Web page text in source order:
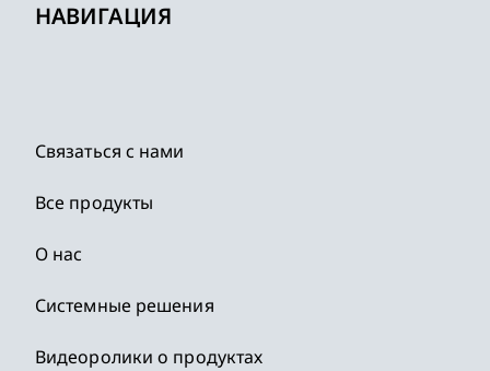
НАВИГАЦИЯ
Связаться с нами
Все продукты
О нас
Системные решения
Видеоролики о продуктах